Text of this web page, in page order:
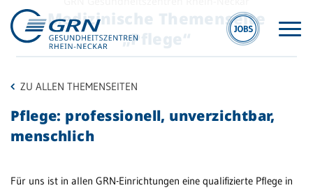
GRN
Medizinische Themenseite
„Pflege“
ZU ALLEN THEMENSEITEN
Pflege: professionell, unverzichtbar,
menschlich
Für uns ist in allen GRN-Einrichtungen eine qualifizierte Pflege in